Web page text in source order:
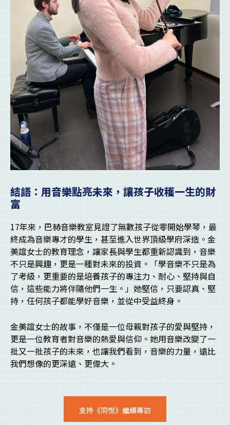
結語：用音樂點亮未來，讓孩子收穫一生的財
富
17年來，巴赫音樂教室見證了無數孩子從零開始學琴，最
終成為音樂專才的學生，甚至進入世界頂級學府深造。金
美誼女士的教育理念，讓家長與學生都重新認識到，音樂
不只是興趣，更是一種對未來的投資。「學音樂不只是為
了考級，更重要的是培養孩子的專注力、耐心、堅持與自
信，這些能力將伴隨他們一生。」她堅信，只要認真、堅
持，任何孩子都能學好音樂，並從中受益終身。
金美誼女士的故事，不僅是一位母親對孩子的愛與堅持，
更是一位教育者對音樂的熱愛與信仰。她用音樂改變了一
批又一批孩子的未來，也讓我們看到，音樂的力量，遠比
我們想像的更深遠、更偉大。
支持《同悅》繼續專訪